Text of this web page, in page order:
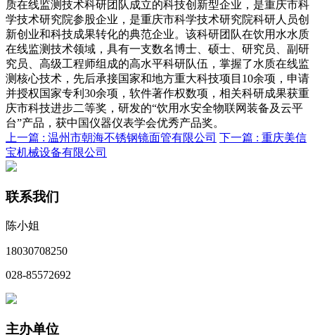
质在线监测技术科研团队成立的科技创新型企业，是重庆市科
学技术研究院参股企业，是重庆市科学技术研究院科研人员创
新创业和科技成果转化的典范企业。该科研团队在饮用水水质
在线监测技术领域，具有一支数名博士、硕士、研究员、副研
究员、高级工程师组成的高水平科研队伍，掌握了水质在线监
测核心技术，先后承接国家和地方重大科技项目10余项，申请
并授权国家专利30余项，软件著作权数项，相关科研成果获重
庆市科技进步二等奖，研发的“饮用水安全物联网装备及云平
台”产品，获中国仪器仪表学会优秀产品奖。
上一篇 : 温州市朝海不锈钢镜面管有限公司 下一篇 : 重庆美信
宝机械设备有限公司
联系我们
陈小姐
18030708250
028-85572692
主办单位